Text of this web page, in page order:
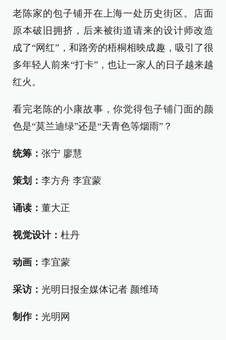
老陈家的包子铺开在上海一处历史街区。店面
原本破旧拥挤，后来被街道请来的设计师改造
成了“网红”，和路旁的梧桐相映成趣，吸引了很
多年轻人前来“打卡”，也让一家人的日子越来越
红火。
看完老陈的小康故事，你觉得包子铺门面的颜
色是“莫兰迪绿”还是“天青色等烟雨”？
统筹： 张宁 廖慧
策划： 李方舟 李宜蒙
诵读： 董大正
视觉设计： 杜丹
动画： 李宜蒙
采访： 光明日报全媒体记者 颜维琦
制作： 光明网